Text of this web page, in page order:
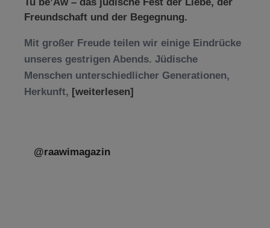
Freundschaft und der Begegnung.
Mit großer Freude teilen wir einige Eindrücke
unseres gestrigen Abends. Jüdische
Menschen unterschiedlicher Generationen,
Herkunft, [weiterlesen]
@raawimagazin